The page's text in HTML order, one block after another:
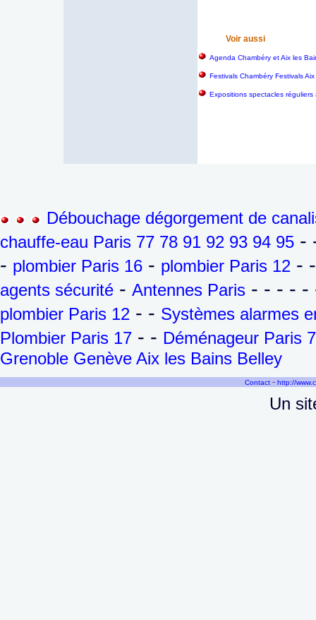
Voir aussi
Agenda Chambéry et Aix les
Festivals Chambéry Festivals
Expositions spectacles
Débouchage dégorgement de
chauffe-eau Paris 77 78 91 92 93 94 95 -
- plombier Paris 16 - plombier Paris 12 -
agents sécurité - Antennes Paris - - - -
plombier Paris 12 - - Systèmes alarmes
Plombier Paris 17 - - Déménageur Paris
Grenoble Genève Aix les Bains Belley
Contact - http://
Un